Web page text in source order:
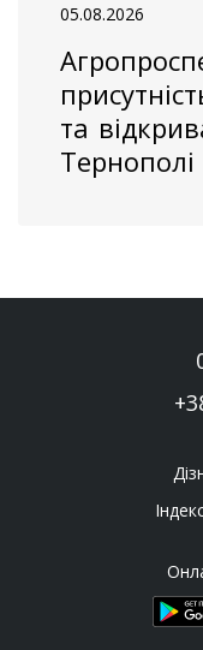
05.08.2026
та
Тернополі